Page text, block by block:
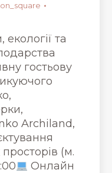
та
гостьову
Archiland,
(м.
Онлайн